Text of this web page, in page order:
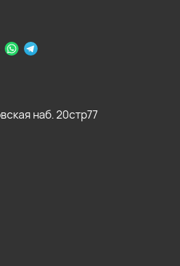
наб. 20стр77